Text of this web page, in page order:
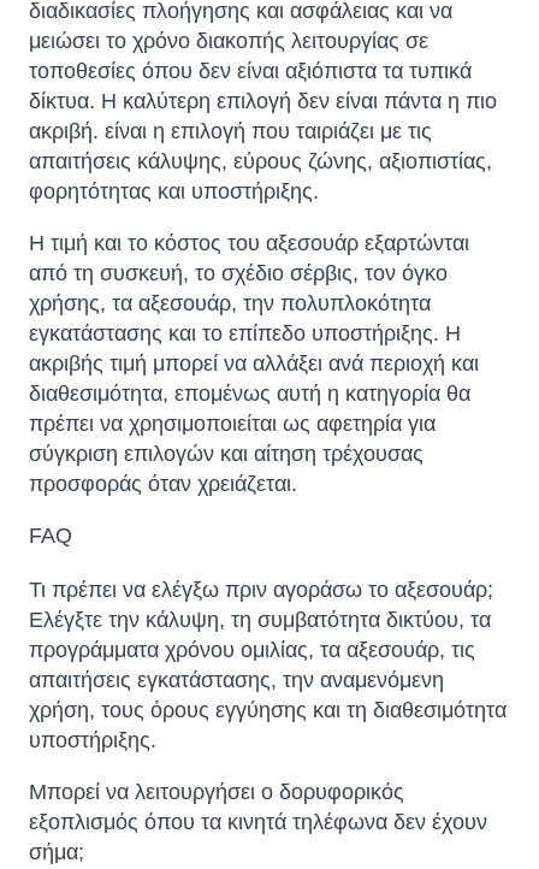
διαδικασίες πλοήγησης και ασφάλειας και να
μειώσει το χρόνο διακοπής λειτουργίας σε
τοποθεσίες όπου δεν είναι αξιόπιστα τα τυπικά
δίκτυα. Η καλύτερη επιλογή δεν είναι πάντα η πιο
ακριβή. είναι η επιλογή που ταιριάζει με τις
απαιτήσεις κάλυψης, εύρους ζώνης, αξιοπιστίας,
φορητότητας και υποστήριξης.
Η τιμή και το κόστος του αξεσουάρ εξαρτώνται
από τη συσκευή, το σχέδιο σέρβις, τον όγκο
χρήσης, τα αξεσουάρ, την πολυπλοκότητα
εγκατάστασης και το επίπεδο υποστήριξης. Η
ακριβής τιμή μπορεί να αλλάξει ανά περιοχή και
διαθεσιμότητα, επομένως αυτή η κατηγορία θα
πρέπει να χρησιμοποιείται ως αφετηρία για
σύγκριση επιλογών και αίτηση τρέχουσας
προσφοράς όταν χρειάζεται.
FAQ
Τι πρέπει να ελέγξω πριν αγοράσω το αξεσουάρ;
Ελέγξτε την κάλυψη, τη συμβατότητα δικτύου, τα
προγράμματα χρόνου ομιλίας, τα αξεσουάρ, τις
απαιτήσεις εγκατάστασης, την αναμενόμενη
χρήση, τους όρους εγγύησης και τη διαθεσιμότητα
υποστήριξης.
Μπορεί να λειτουργήσει ο δορυφορικός
εξοπλισμός όπου τα κινητά τηλέφωνα δεν έχουν
σήμα;